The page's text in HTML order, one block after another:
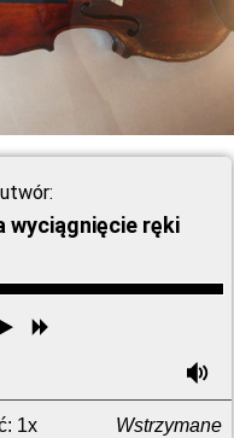
wyciągnięcie ręki
Odtwórz
przodu
1x Wstrzymane